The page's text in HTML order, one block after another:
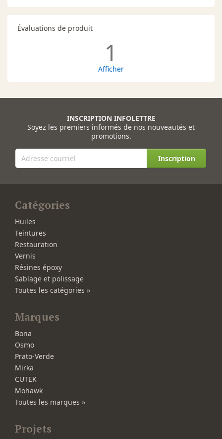
Évaluations de produit
1
Afficher
INSCRIPTION INFOLETTRE
Soyez les premiers informés de nos nouveautés et
promotions.
Inscription
Catégories
Huiles
Teintures
Restauration
Vernis
Résines époxy
Sablage et polissage
Toutes les catégories »
Marques
Bona
Osmo
Prato-Verde
Mirka
CUTEK
Mohawk
Toutes les marques »
Projets